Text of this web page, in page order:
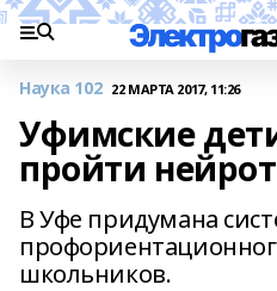
Наука 102 22 МАРТА 2017, 11:26
Уфимские
пройти
В Уфе придумана
школьников.